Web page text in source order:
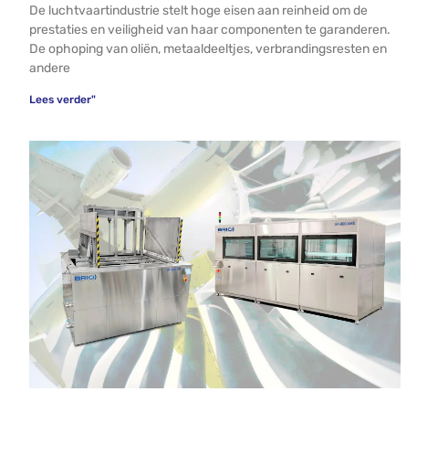
De luchtvaartindustrie stelt hoge eisen aan reinheid om de
prestaties en veiligheid van haar componenten te garanderen.
De ophoping van oliën, metaaldeeltjes, verbrandingsresten en
andere
Lees verder"